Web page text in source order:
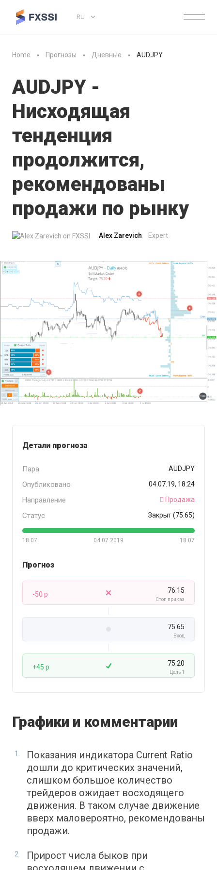
RU
Home Прогнозы Дневные AUDJPY
AUDJPY -
Нисходящая
тенденция
продолжится,
рекомендованы
продажи по рынку
Alex Zarevich Expert
Детали прогноза
Пара AUDJPY
Опубликовано 04.07.19, 18:24
Направление Продажа
Статус Закрыт (75.65)
18:07 18:07
04.07.2019
Прогноз
-50 p 76.15
Стоп приказ
75.65
Вход
+45 p 75.20
Цель 1
Графики и комментарии
Показания индикатора Current Ratio
дошли до критических значений,
слишком большое количество
трейдеров ожидает восходящего
движения. В таком случае движение
вверх маловероятно, рекомендованы
продажи.
Прирост числа быков при